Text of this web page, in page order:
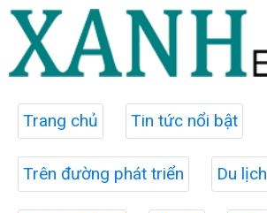
Trang chủ Tin tức nổi bật
Trên đường phát triển Du lịch